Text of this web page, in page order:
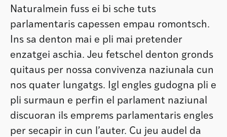
Naturalmein fuss ei bi sche tuts
parlamentaris capessen empau romontsch.
Ins sa denton mai e pli mai pretender
enzatgei aschia. Jeu fetschel denton gronds
quitaus per nossa convivenza naziunala cun
nos quater lungatgs. Igl engles gudogna pli e
pli surmaun e perfin el parlament naziunal
discuoran ils emprems parlamentaris engles
per secapir in cun l’auter. Cu jeu audel da